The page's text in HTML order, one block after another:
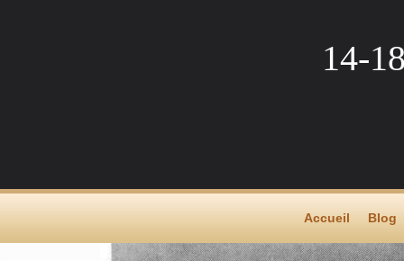
14-
Accueil Blog